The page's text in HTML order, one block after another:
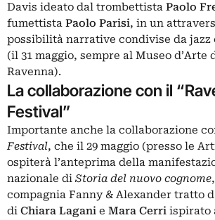
Davis ideato dal trombettista Paolo
fumettista Paolo Parisi, in un
possibilità narrative condivise da jazz
(il 31 maggio, sempre al Museo
Ravenna).
La collaborazione con il
Festival”
Importante anche la collaborazione
Festival, che il 29 maggio (presso le
ospiterà l’anteprima della
nazionale di Storia del nuovo cognome
compagnia Fanny & Alexander tratto
di Chiara Lagani e Mara Cerri ispirato